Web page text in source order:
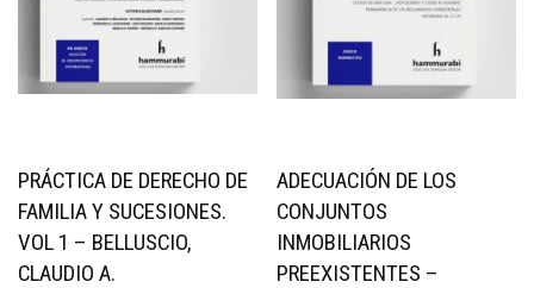
PRÁCTICA DE DERECHO DE
FAMILIA Y SUCESIONES.
VOL 1 – BELLUSCIO,
CLAUDIO A.
ADECUACIÓN DE LOS
CONJUNTOS
INMOBILIARIOS
PREEXISTENTES –